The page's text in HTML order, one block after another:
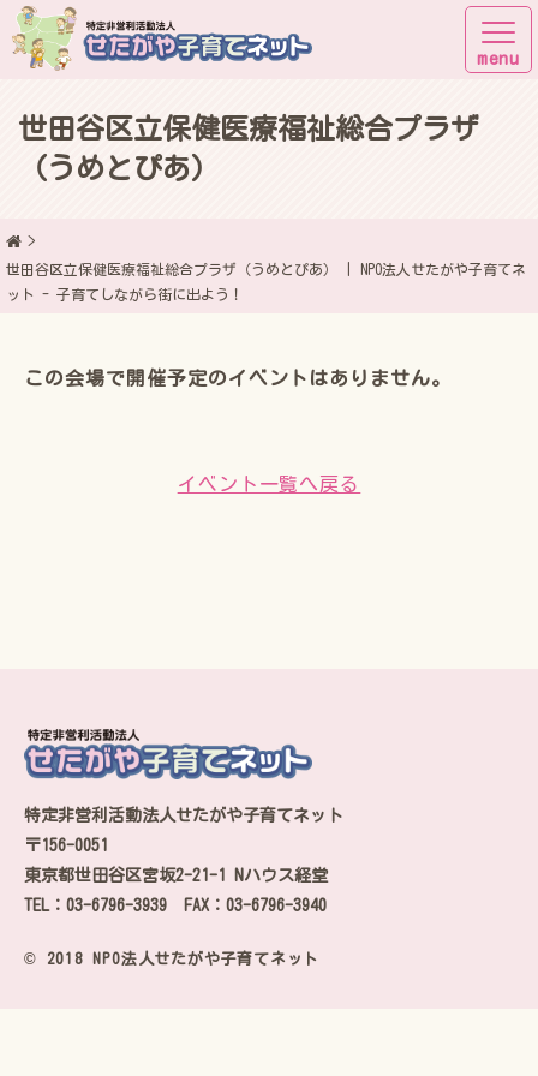
子育てしながら街に出よう！
世田谷区立保健医療福祉総合プラザ
（うめとぴあ）
世田谷区立保健医療福祉総合プラザ（うめとぴあ） | NPO法人せたがや子育てネ
ット - 子育てしながら街に出よう！
この会場で開催予定のイベントはありません。
イベント一覧へ戻る
特定非営利活動法人せたがや子育てネット
〒156-0051
東京都世田谷区宮坂2-21-1 Nハウス経堂
TEL：03-6796-3939 FAX：03-6796-3940
© 2018 NPO法人せたがや子育てネット